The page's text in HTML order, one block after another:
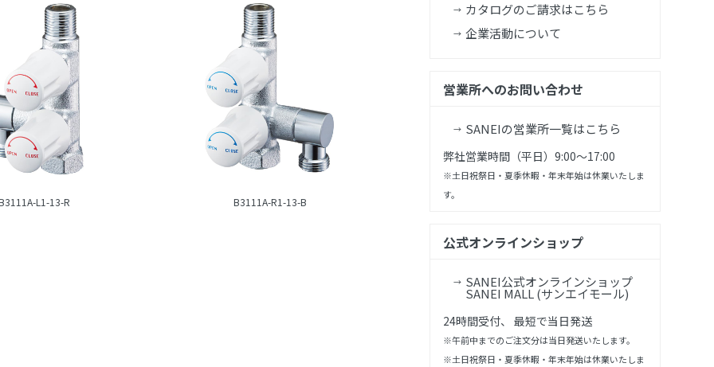
L1-13-R B3111A-R1-13-B
カタログのご請求はこちら
企業活動について
営業所へのお問い合わせ
SANEIの営業所一覧はこちら
弊社営業時間（平日）9:00～17:00
※土日祝祭日・夏季休暇・年末年始は休業いたしま
す。
公式オンラインショップ
SANEI公式オンラインショップ
SANEI MALL (サンエイモール)
24時間受付、 最短で当日発送
※午前中までのご注文分は当日発送いたします。
※土日祝祭日・夏季休暇・年末年始は休業いたしま